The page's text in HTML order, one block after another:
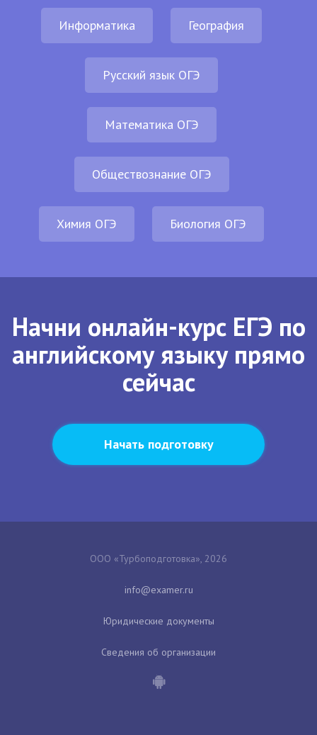
Информатика География
Русский язык ОГЭ
Математика ОГЭ
Обществознание ОГЭ
Химия ОГЭ Биология ОГЭ
Начни онлайн-курс ЕГЭ по
английскому языку прямо
сейчас
Начать подготовку
ООО «Турбоподготовка», 2026
Юридические документы
Сведения об организации